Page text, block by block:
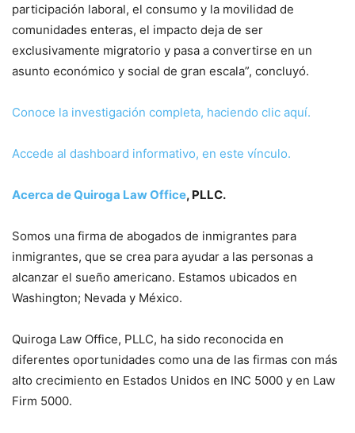
participación laboral, el consumo y la movilidad de
comunidades enteras, el impacto deja de ser
exclusivamente migratorio y pasa a convertirse en un
asunto económico y social de gran escala”, concluyó.
Conoce la investigación completa, haciendo clic aquí.
Accede al dashboard informativo, en este vínculo.
Acerca de Quiroga Law Office, PLLC.
Somos una firma de abogados de inmigrantes para
inmigrantes, que se crea para ayudar a las personas a
alcanzar el sueño americano. Estamos ubicados en
Washington; Nevada y México.
Quiroga Law Office, PLLC, ha sido reconocida en
diferentes oportunidades como una de las firmas con más
alto crecimiento en Estados Unidos en INC 5000 y en Law
Firm 5000.